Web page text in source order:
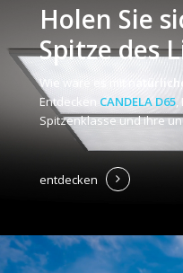
Holen Sie
Spitze des
Wie wäre es mit n
Entdecken CANDELA D65,
Spitzenklasse und ihre
entdecken